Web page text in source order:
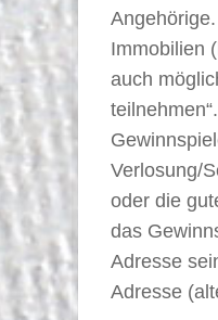
Immobilien
auch
Verlosung/
oder die
das
Adresse
Adresse